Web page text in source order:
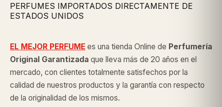
PERFUMES IMPORTADOS DIRECTAMENTE DE
ESTADOS UNIDOS
EL MEJOR PERFUME es una tienda Online de Perfumería
Original Garantizada que lleva más de 20 años en el
mercado, con clientes totalmente satisfechos por la
calidad de nuestros productos y la garantía con respecto
de la originalidad de los mismos.